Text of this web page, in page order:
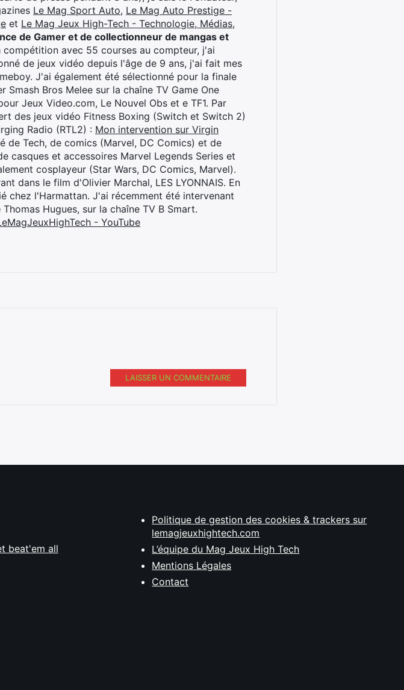
Le Mag Sport Auto, Le Mag Auto Prestige -
et Le Mag Jeux High-Tech - Technologie, Médias,
de Gamer et de collectionneur de mangas et
avec 55 courses au compteur, j'ai
de jeux vidéo depuis l'âge de 9 ans, j'ai fait mes
J'ai également été sélectionné pour la finale
Bros Melee sur la chaîne TV Game One
Jeux Video.com, Le Nouvel Obs et e TF1. Par
des jeux vidéo Fitness Boxing (Switch et Switch 2)
Radio (RTL2) : Mon intervention sur Virgin
de Tech, de comics (Marvel, DC Comics) et de
casques et accessoires Marvel Legends Series et
cosplayeur (Star Wars, DC Comics, Marvel).
dans le film d'Olivier Marchal, LES LYONNAIS. En
chez l'Harmattan. J'ai récemment été intervenant
Hugues, sur la chaîne TV B Smart.
- YouTube
LAISSER UN COMMENTAIRE
beat'em all
Politique de gestion des cookies & trackers sur
lemagjeuxhightech.com
L’équipe du Mag Jeux High Tech
Mentions Légales
Contact